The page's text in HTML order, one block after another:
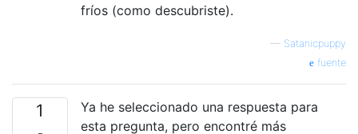
fríos (como descubriste).
— Satanicpuppy
fuente
1
Ya he seleccionado una respuesta para
esta pregunta, pero encontré más